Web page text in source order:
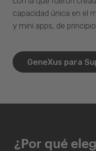
capacidad única en el
y mini apps, de principio
GeneXus para
¿Por qué